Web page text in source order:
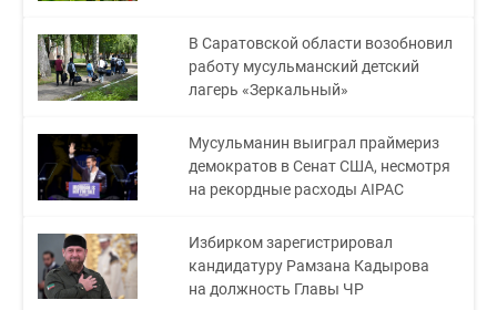
В Саратовской области возобновил
работу мусульманский детский
лагерь «Зеркальный»
Мусульманин выиграл праймериз
демократов в Сенат США, несмотря
на рекордные расходы AIPAC
Избирком зарегистрировал
кандидатуру Рамзана Кадырова
на должность Главы ЧР